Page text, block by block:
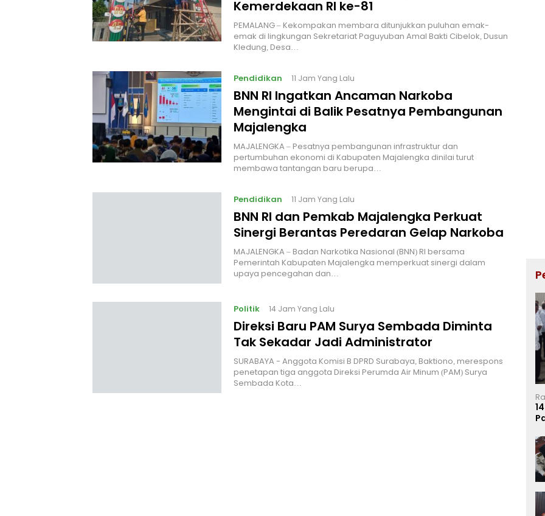
Kemerdekaan RI ke-81
PEMALANG – Kekompakan membara ditunjukkan puluhan emak-
emak di lingkungan Sekretariat Paguyuban Amal Bakti Cibelok, Dusun
Kledung, Desa…
Pendidikan 11 Jam Yang Lalu
BNN RI Ingatkan Ancaman Narkoba
Mengintai di Balik Pesatnya Pembangunan
Majalengka
MAJALENGKA – Pesatnya pembangunan infrastruktur dan
pertumbuhan ekonomi di Kabupaten Majalengka dinilai turut
membawa tantangan baru berupa…
Pendidikan 11 Jam Yang Lalu
BNN RI dan Pemkab Majalengka Perkuat
Sinergi Berantas Peredaran Gelap Narkoba
MAJALENGKA – Badan Narkotika Nasional (BNN) RI bersama
Pemerintah Kabupaten Majalengka memperkuat sinergi dalam
upaya pencegahan dan…
Politik 14 Jam Yang Lalu
Direksi Baru PAM Surya Sembada Diminta
Tak Sekadar Jadi Administrator
‎SURABAYA - Anggota Komisi B DPRD Surabaya, Baktiono, merespons
penetapan tiga anggota Direksi Perumda Air Minum (PAM) Surya
Sembada Kota…